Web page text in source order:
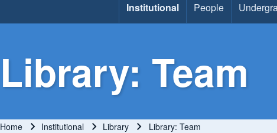
Main Menu Institutional People
Library: Team
Home Institutional Library Library: Team